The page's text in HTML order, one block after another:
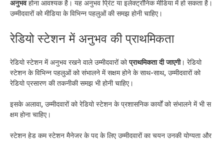
अनुभवहोना आवश्यक है। यह अनुभव प्रिंट या इलेक्ट्रॉनिक मीडिया में हो सकता है।
उम्मीदवारों को मीडिया के विभिन्न पहलुओं की समझ होनी चाहिए।
रेडियो स्टेशन में अनुभव की प्राथमिकता
रेडियो स्टेशन में अनुभव रखने वाले उम्मीदवारों कोप्राथमिकता दी जाएगी। रेडियो
स्टेशन के विभिन्न पहलुओं को संभालने में सक्षम होने के साथ-साथ, उम्मीदवारों को
रेडियो प्रसारण की तकनीकी समझ भी होनी चाहिए।
इसके अलावा, उम्मीदवारों को रेडियो स्टेशन के प्रशासनिक कार्यों को संभालने में भी स
क्षम होना चाहिए।
स्टेशन हेड कम स्टेशन मैनेजर के पद के लिए उम्मीदवारों का चयन उनकी योग्यता और